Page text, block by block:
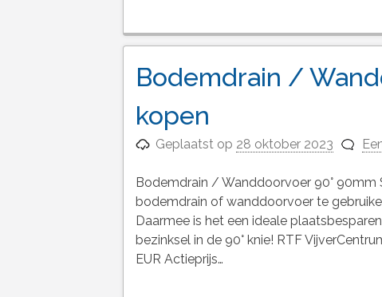
Bodemdrain /
kopen
Geplaatst op 28 oktober 2023
Bodemdrain / Wanddoorvoer 90°
bodemdrain of wanddoorvoer te
Daarmee is het een ideale
bezinksel in de 90° knie! RTF
EUR Actieprijs…